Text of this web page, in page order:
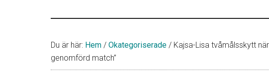
LjungbySporten
Troja
Ljungby
Du är här: Hem / Okategoriserade / Kajsa-Lisa tvåmålsskytt
genomförd match”